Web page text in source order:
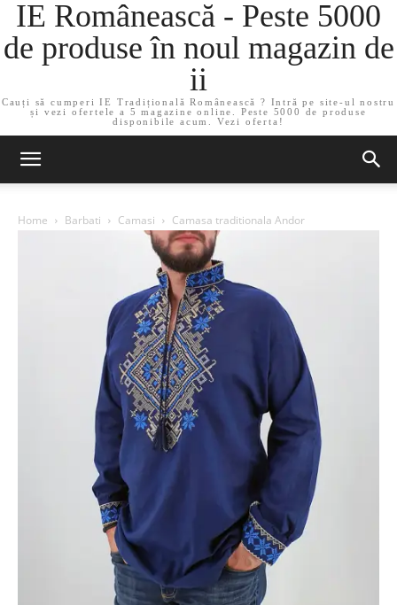
IE Românească - Peste 5000
de produse în noul magazin de
ii
Cauți să cumperi IE Tradițională Românească ? Intră pe site-ul nostru
și vezi ofertele a 5 magazine online. Peste 5000 de produse
disponibile acum. Vezi oferta!
Home Barbati Camasi Camasa traditionala Andor